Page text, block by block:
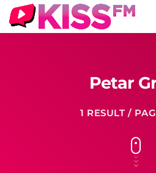
Petar
1 RESULT /